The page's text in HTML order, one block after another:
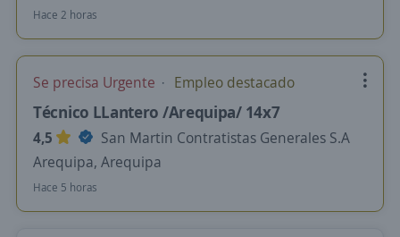
Hace 2 horas
Se precisa Urgente Empleo destacado
Técnico LLantero /Arequipa/ 14x7
4,5
San Martin Contratistas Generales S.A
Arequipa, Arequipa
Hace 5 horas